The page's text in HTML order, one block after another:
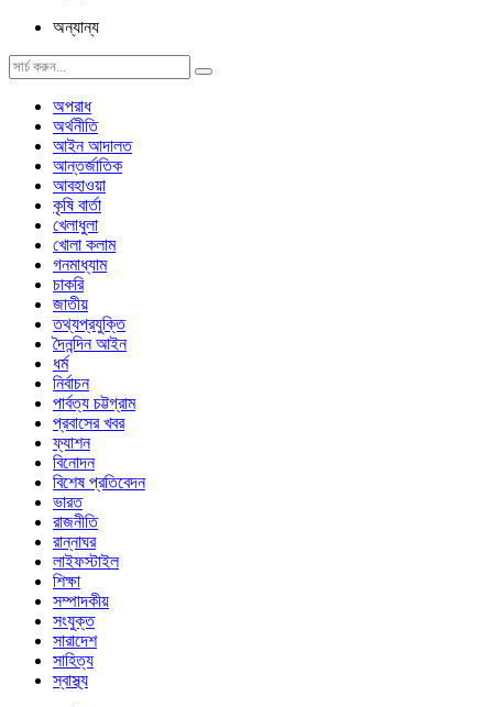
অন্যান্য
অপরাধ
অর্থনীতি
আইন আদালত
আন্তর্জাতিক
আবহাওয়া
কৃষি বার্তা
খেলাধুলা
খোলা কলাম
গনমাধ্যাম
চাকরি
জাতীয়
তথ্যপ্রযুক্তি
দৈনন্দিন আইন
ধর্ম
নির্বাচন
পার্বত্য চট্টগ্রাম
প্রবাসের খবর
ফ্যাশন
বিনোদন
বিশেষ প্রতিবেদন
ভারত
রাজনীতি
রান্নাঘর
লাইফস্টাইল
শিক্ষা
সম্পাদকীয়
সংযুক্ত
সারাদেশ
সাহিত্য
স্বাস্থ্য